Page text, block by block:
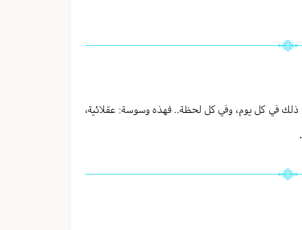
في كل يوم، وفي كل لحظة.. فهذه وسوسة: عقلائية،